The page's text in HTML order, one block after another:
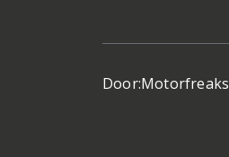
Door:Motorfreaks